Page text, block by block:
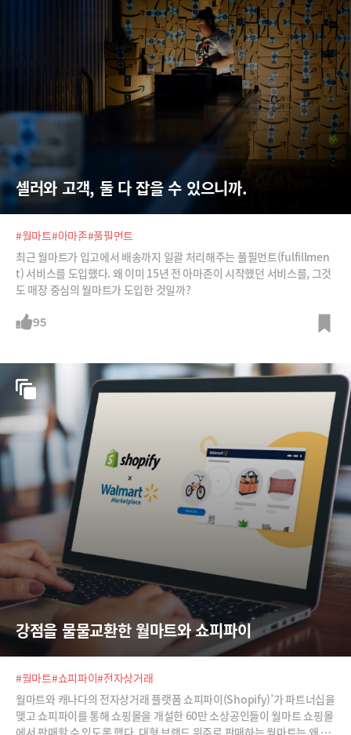
셀러와 고객, 둘 다 잡을 수 있으니까.
#월마트#아마존#풀필먼트
최근 월마트가 입고에서 배송까지 일괄 처리해주는 풀필먼트(fulfillmen
t) 서비스를 도입했다. 왜 이미 15년 전 아마존이 시작했던 서비스를, 그것
도 매장 중심의 월마트가 도입한 것일까?
95
강점을 물물교환한 월마트와 쇼피파이
#월마트#쇼피파이#전자상거래
월마트와 캐나다의 전자상거래 플랫폼 쇼피파이(Shopify)’가 파트너십을
맺고 쇼피파이를 통해 쇼핑몰을 개설한 60만 소상공인들이 월마트 쇼핑몰
에서 판매할 수 있도록 했다. 대형 브랜드 위주로 판매하는 월마트는 왜 중